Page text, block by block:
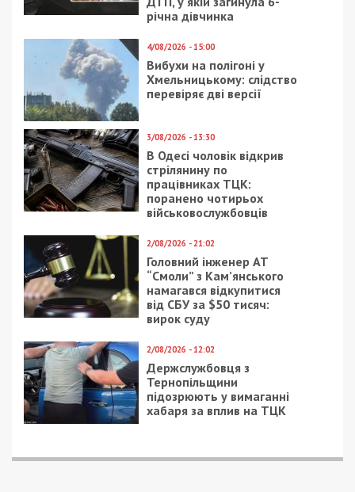
21/11/2019 - 13:50
Мы всего на полшага
отошли от пропасти:
днепряне вспоминают
о событиях Майдана
(фото)
17/03/2024 - 18:59
8 ударів дронами та 2
Нікопольщина за день,
– ОВА
1/12/2025 - 14:22
Удар балістичною
ракетою по Дніпру: 2
грудня у місті
оголошено день
жалоби за загиблими
Смерть відомого
бізнесмена Аднана
Ківана: двом лікарям з
Одеси повідомлено
про підозру через
неналежне лікування